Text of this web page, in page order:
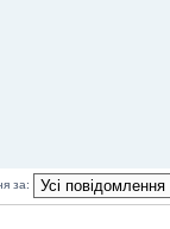
за: